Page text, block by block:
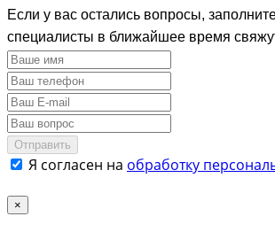
Если у вас остались вопросы,
специалисты в ближайшее время
Отправить
Я согласен на обработку
×